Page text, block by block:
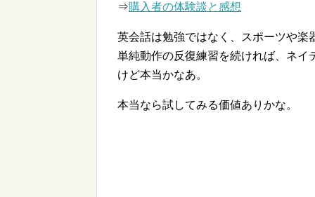
⇒購入者の体験談と感想
英会話は勉強ではなく、スポーツや楽
単純動作の反復練習を続ければ、ネ
けど本当かなあ。
本当なら試してみる価値ありかな。